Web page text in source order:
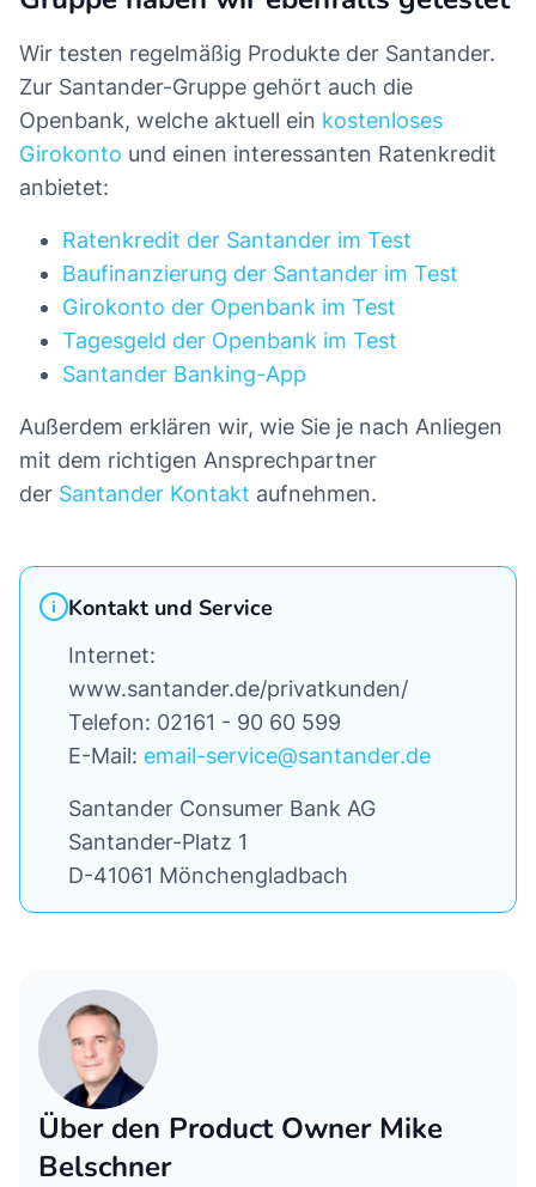
Wir testen regelmäßig Produkte der Santander.
Zur Santander-Gruppe gehört auch die
Openbank, welche aktuell ein kostenloses
Girokonto und einen interessanten Ratenkredit
anbietet:
Ratenkredit der Santander im Test
Baufinanzierung der Santander im Test
Girokonto der Openbank im Test
Tagesgeld der Openbank im Test
Santander Banking-App
Außerdem erklären wir, wie Sie je nach Anliegen
mit dem richtigen Ansprechpartner
der Santander Kontakt aufnehmen.
Kontakt und Service
Internet:
www.santander.de/privatkunden/
Telefon: 02161 - 90 60 599
E-Mail: email-service@santander.de
Santander Consumer Bank AG
Santander-Platz 1
D-41061 Mönchengladbach
Über den Product Owner Mike
Belschner